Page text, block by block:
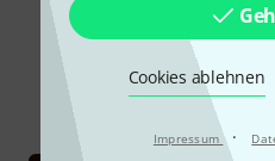
Cookies ablehnen
Impressum ·
Schon
Alle